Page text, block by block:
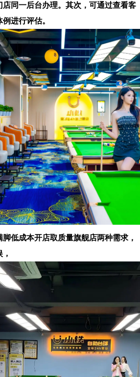
同一后台办理。其次，可通过查看客
进行评估。
脚低成本开店取质量旗舰店两种需求，